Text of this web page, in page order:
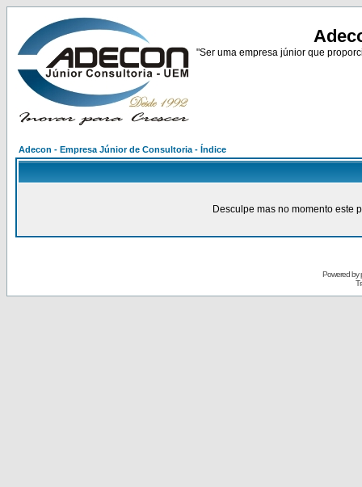
"Ser uma empresa júnior que
Adecon - Empresa Júnior de Consultoria - Índice
Desculpe mas no momento este
Powered by